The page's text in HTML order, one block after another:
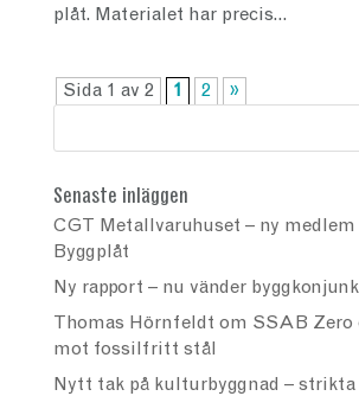
plåt. Materialet har precis...
Sida 1 av 2 1 2 »
Senaste inläggen
CGT Metallvaruhuset – ny medlem
Byggplåt
Ny rapport – nu vänder
Thomas Hörnfeldt om SSAB Zero
mot fossilfritt stål
Nytt tak på kulturbyggnad – strikta